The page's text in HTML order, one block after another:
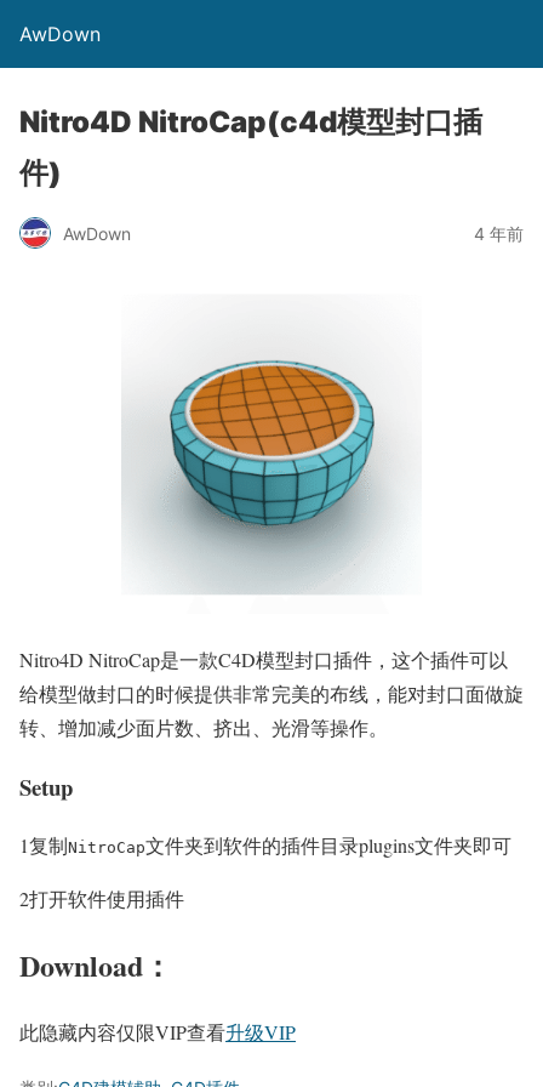
AwDown
Nitro4D NitroCap(c4d模型封口插
件)
AwDown 4 年前
Nitro4D NitroCap是一款C4D模型封口插件，这个插件可以
给模型做封口的时候提供非常完美的布线，能对封口面做旋
转、增加减少面片数、挤出、光滑等操作。
Setup
1复制NitroCap文件夹到软件的插件目录plugins文件夹即可
2打开软件使用插件
Download：
此隐藏内容仅限VIP查看升级VIP